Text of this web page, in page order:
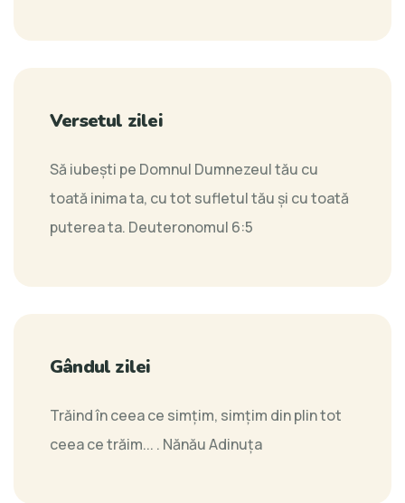
Versetul zilei
Să iubeşti pe Domnul Dumnezeul tău cu
toată inima ta, cu tot sufletul tău şi cu toată
puterea ta. Deuteronomul 6:5
Gândul zilei
Trăind în ceea ce simţim, simţim din plin tot
ceea ce trăim... . Nănău Adinuţa